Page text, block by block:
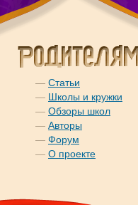
— Статьи
— Школы и кружки
— Обзоры школ
— Авторы
— Форум
— О проекте